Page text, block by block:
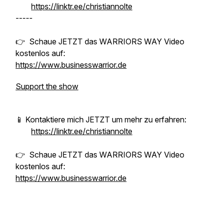
https://linktr.ee/christiannolte
-----
👉 Schaue JETZT das WARRIORS WAY Video
kostenlos auf:
https://www.businesswarrior.de
Support the show
📱 Kontaktiere mich JETZT um mehr zu erfahren:
https://linktr.ee/christiannolte
👉 Schaue JETZT das WARRIORS WAY Video
kostenlos auf:
https://www.businesswarrior.de